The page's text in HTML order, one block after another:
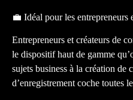
💼 Idéal pour les entrepreneurs
Entrepreneurs et créateurs de
le dispositif haut de gamme
sujets business à la création de
d’enregistrement coche toutes